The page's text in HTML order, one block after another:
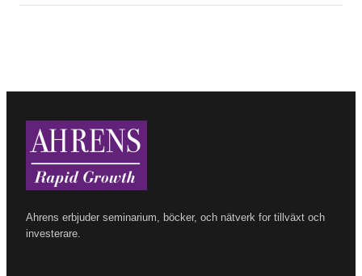
Ahrens erbjuder seminarium, böcker, och nätverk for tillväxt och
investerare.